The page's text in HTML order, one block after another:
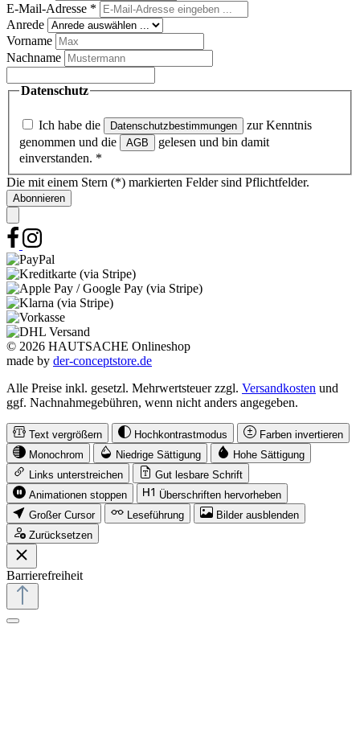
E-Mail-Adresse *
Anrede
Vorname
Nachname
Datenschutz
Ich habe die Datenschutzbestimmungen
zur Kenntnis
genommen und die
AGB
gelesen und bin damit
einverstanden. *
Die mit einem Stern (*) markierten Felder sind Pflichtfelder.
Abonnieren
© 2026 HAUTSACHE Onlineshop
made by der-conceptstore.de
Alle Preise inkl. gesetzl. Mehrwertsteuer zzgl. Versandkosten und
ggf. Nachnahmegebühren, wenn nicht anders angegeben.
Text vergrößern Hochkontrastmodus
Farben invertieren
Monochrom
Niedrige Sättigung
Hohe Sättigung
Links unterstreichen
Gut lesbare Schrift
Animationen stoppen
Überschriften hervorheben
Großer Cursor
Leseführung
Bilder ausblenden
Zurücksetzen
Barrierefreiheit